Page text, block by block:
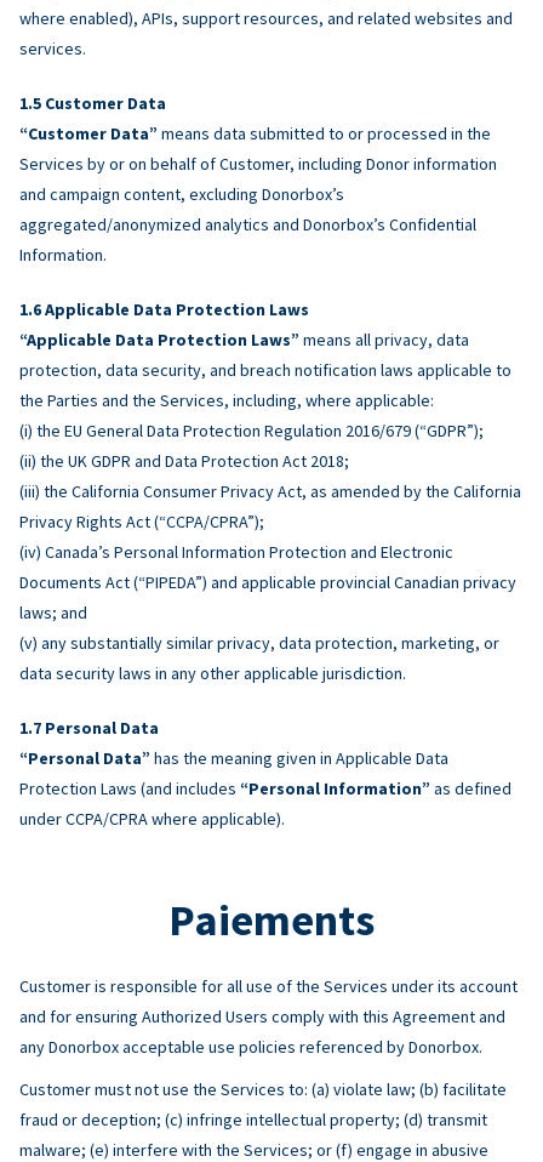
where enabled), APIs, support resources, and related websites and
services.
Customer Data
“Customer Data” means data submitted to or processed in the
Services by or on behalf of Customer, including Donor information
and campaign content, excluding Donorbox’s
aggregated/anonymized analytics and Donorbox’s Confidential
Information.
Applicable Data Protection Laws
“Applicable Data Protection Laws” means all privacy, data
protection, data security, and breach notification laws applicable to
the Parties and the Services, including, where applicable:
(i) the EU General Data Protection Regulation 2016/679 (“GDPR”);
(ii) the UK GDPR and Data Protection Act 2018;
(iii) the California Consumer Privacy Act, as amended by the California
Privacy Rights Act (“CCPA/CPRA”);
(iv) Canada’s Personal Information Protection and Electronic
Documents Act (“PIPEDA”) and applicable provincial Canadian privacy
laws; and
(v) any substantially similar privacy, data protection, marketing, or
data security laws in any other applicable jurisdiction.
Personal Data
“Personal Data” has the meaning given in Applicable Data
Protection Laws (and includes “Personal Information” as defined
under CCPA/CPRA where applicable).
Paiements
Customer is responsible for all use of the Services under its account
and for ensuring Authorized Users comply with this Agreement and
any Donorbox acceptable use policies referenced by Donorbox.
Customer must not use the Services to: (a) violate law; (b) facilitate
fraud or deception; (c) infringe intellectual property; (d) transmit
malware; (e) interfere with the Services; or (f) engage in abusive